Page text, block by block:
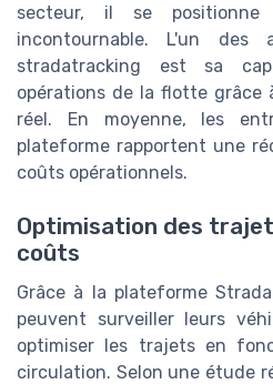
secteur, il se positionne
incontournable. L'un des
stradatracking est sa
opérations de la flotte grâce
réel. En moyenne, les
plateforme rapportent une
coûts opérationnels.
Optimisation des
coûts
Grâce à la plateforme
peuvent surveiller leurs
optimiser les trajets en
circulation. Selon une étude